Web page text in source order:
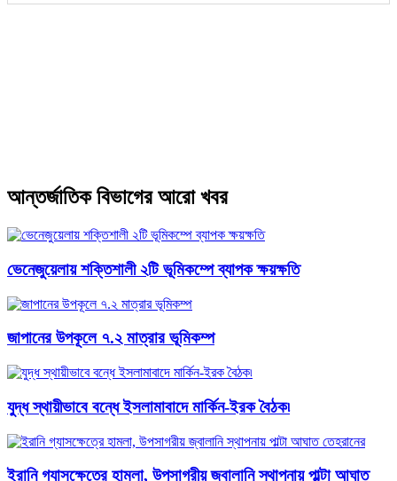
আন্তর্জাতিক বিভাগের আরো খবর
ভেনেজুয়েলায় শক্তিশালী ২টি ভূমিকম্পে ব্যাপক ক্ষয়ক্ষতি
জাপানের উপকূলে ৭.২ মাত্রার ভূমিকম্প
যুদ্ধ স্থায়ীভাবে বন্ধে ইসলামাবাদে মার্কিন-ইরক বৈঠক৷
ইরানি গ্যাসক্ষেত্রে হামলা, উপসাগরীয় জ্বালানি স্থাপনায় পাল্টা আঘাত